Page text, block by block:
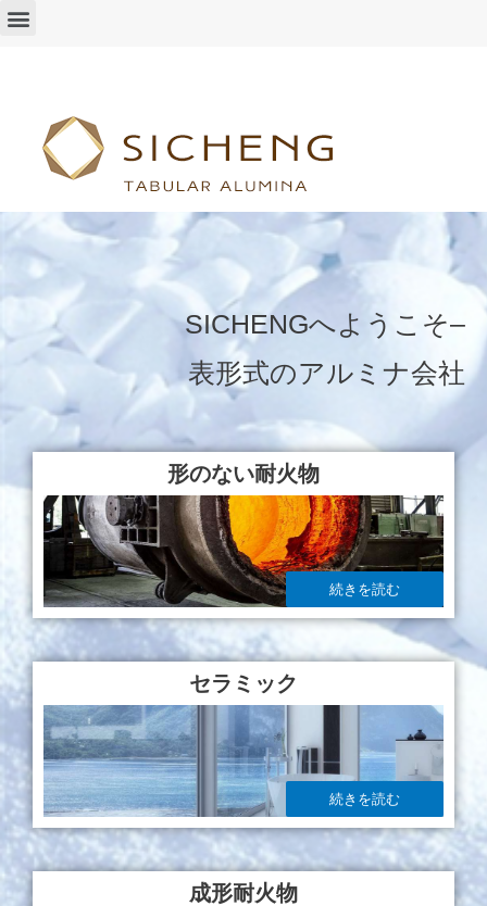
SICHENGへようこそ–
表形式のアルミナ会社
形のない耐火物
続きを読む
セラミック
続きを読む
成形耐火物